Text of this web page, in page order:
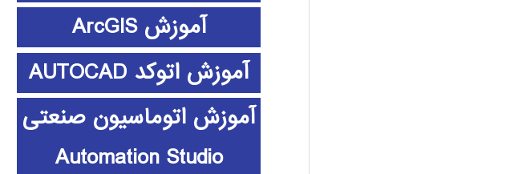
آموزش ArcGIS
آموزش اتوکد AUTOCAD
آموزش اتوماسیون صنعتی
Automation Studio